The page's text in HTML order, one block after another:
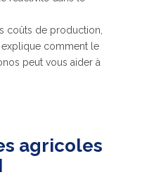
coûts de production,
comment le
peut vous aider à
agricoles